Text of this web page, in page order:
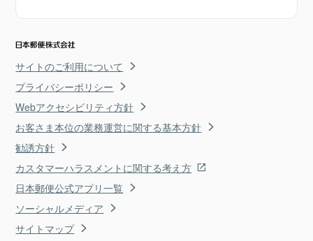
サイトのご利用について
プライバシーポリシー
Webアクセシビリティ方針
お客さま本位の業務運営に関する基本方針
勧誘方針
カスタマーハラスメントに関する考え方
日本郵便公式アプリ一覧
ソーシャルメディア
サイトマップ